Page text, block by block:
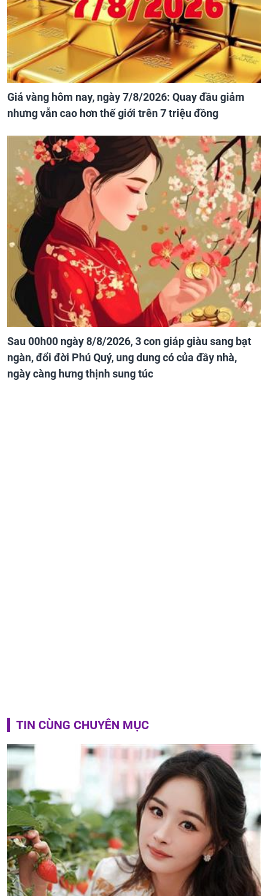
Giá vàng hôm nay, ngày 7/8/2026: Quay đầu giảm
nhưng vẫn cao hơn thế giới trên 7 triệu đồng
Sau 00h00 ngày 8/8/2026, 3 con giáp giàu sang bạt
ngàn, đổi đời Phú Quý, ung dung có của đầy nhà,
ngày càng hưng thịnh sung túc
TIN CÙNG CHUYÊN MỤC